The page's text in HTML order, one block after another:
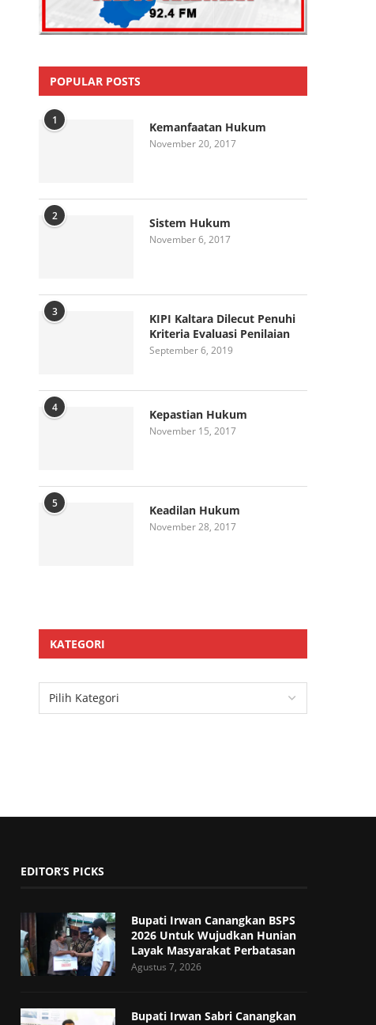
POPULAR POSTS
1 Kemanfaatan Hukum
November 20, 2017
2 Sistem Hukum
November 6, 2017
3
KIPI Kaltara Dilecut Penuhi
Kriteria Evaluasi Penilaian
September 6, 2019
4 Kepastian Hukum
November 15, 2017
5 Keadilan Hukum
November 28, 2017
KATEGORI
EDITOR’S PICKS
Bupati Irwan Canangkan BSPS
2026 Untuk Wujudkan Hunian
Layak Masyarakat Perbatasan
Agustus 7, 2026
Bupati Irwan Sabri Canangkan